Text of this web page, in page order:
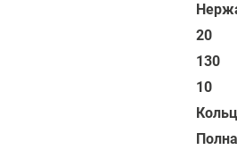
20
130
10